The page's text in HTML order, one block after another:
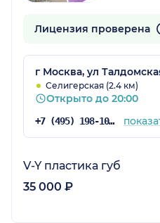
Лицензия проверена
г Москва, ул
Селигерская (2.4 км)
Открыто до 20:00
+7 (495) 198-10-03
V-Y пластика губ
35 000 ₽